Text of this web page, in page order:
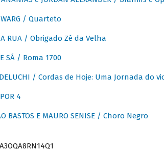
/ Quarteto
RUA / Obrigado Zé da Velha
SÁ / Roma 1700
DELUCHI / Cordas de Hoje: Uma Jornada do
4
BASTOS E MAURO SENISE / Choro Negro